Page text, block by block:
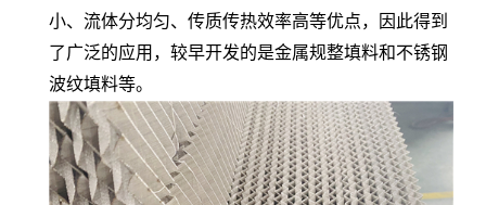
小、流体分均匀、传质传热效率高等优点，因此得到
了广泛的应用，较早开发的是金属规整填料和不锈钢
波纹填料等。